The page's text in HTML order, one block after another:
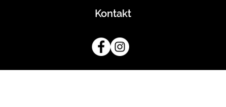
Kontakt